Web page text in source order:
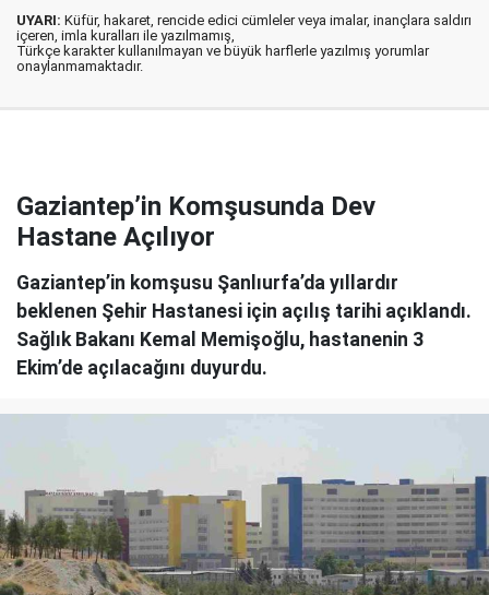
UYARI: Küfür, hakaret, rencide edici cümleler veya imalar, inançlara saldırı
içeren, imla kuralları ile yazılmamış,
Türkçe karakter kullanılmayan ve büyük harflerle yazılmış yorumlar
onaylanmamaktadır.
Gaziantep’in Komşusunda Dev
Hastane Açılıyor
Gaziantep’in komşusu Şanlıurfa’da yıllardır
beklenen Şehir Hastanesi için açılış tarihi açıklandı.
Sağlık Bakanı Kemal Memişoğlu, hastanenin 3
Ekim’de açılacağını duyurdu.